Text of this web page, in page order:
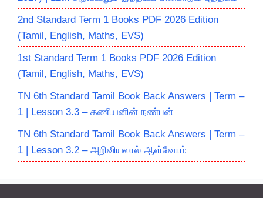
2nd Standard Term 1 Books PDF 2026 Edition
(Tamil, English, Maths, EVS)
1st Standard Term 1 Books PDF 2026 Edition
(Tamil, English, Maths, EVS)
TN 6th Standard Tamil Book Back Answers | Term –
1 | Lesson 3.3 – கணியனின் நண்பன்
TN 6th Standard Tamil Book Back Answers | Term –
1 | Lesson 3.2 – அறிவியலால் ஆள்வோம்